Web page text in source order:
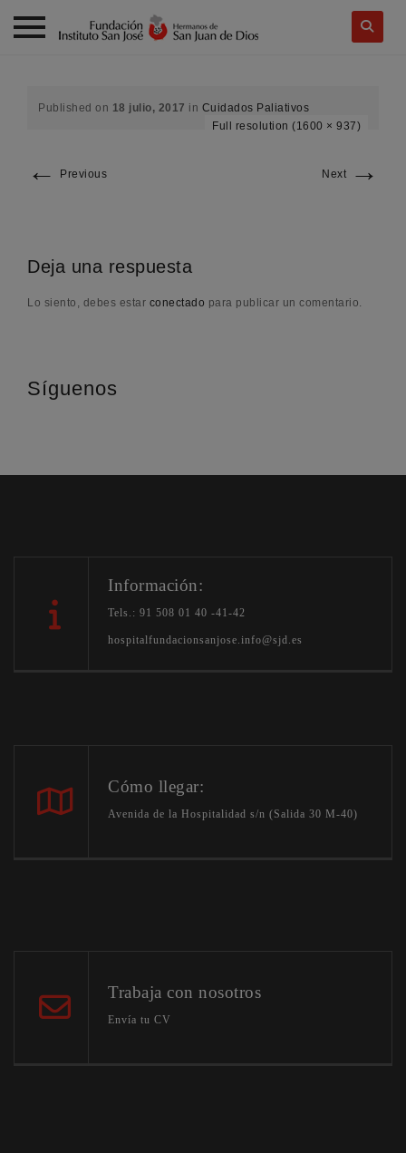
Published on 18 julio, 2017 in Cuidados Paliativos
Full resolution (1600 × 937)
← Previous Next →
Deja una respuesta
Lo siento, debes estar conectado para publicar un comentario.
Síguenos
Información:
Tels.: 91 508 01 40 -41-42
hospitalfundacionsanjose.info@sjd.es
Cómo llegar:
Avenida de la Hospitalidad s/n (Salida 30 M-40)
Trabaja con nosotros
Envía tu CV